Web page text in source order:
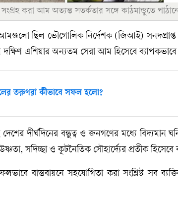
সংগ্রহ করা আম অত্যন্ত সতর্কতার সঙ্গে কাঠমান্ডুতে
ছিল ভৌগোলিক নির্দেশক (জিআই) সনদপ্রাপ্ত
এশিয়ার অন্যতম সেরা আম হিসেবে
তরুণরা কীভাবে সফল হলো?
দীর্ঘদিনের বন্ধুত্ব ও জনগণের মধ্যে বিদ্যমান
সদিচ্ছা ও কূটনৈতিক সৌহার্দ্যের প্রতীক
বাস্তবায়নে সহযোগিতা করা সংশ্লিষ্ট সব